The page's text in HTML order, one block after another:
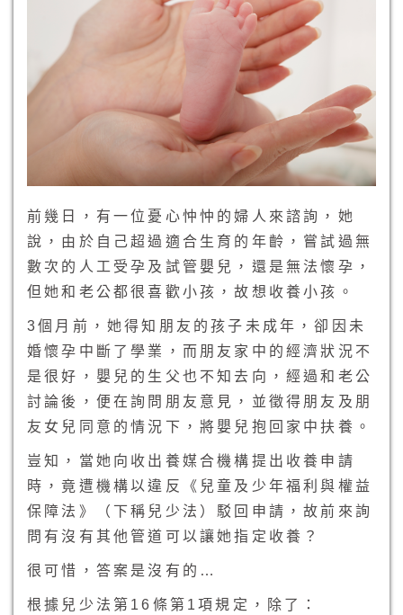
前幾日，有一位憂心忡忡的婦人來諮詢，她
說，由於自己超過適合生育的年齡，嘗試過無
數次的人工受孕及試管嬰兒，還是無法懷孕，
但她和老公都很喜歡小孩，故想收養小孩。
3個月前，她得知朋友的孩子未成年，卻因未
婚懷孕中斷了學業，而朋友家中的經濟狀況不
是很好，嬰兒的生父也不知去向，經過和老公
討論後，便在詢問朋友意見，並徵得朋友及朋
友女兒同意的情況下，將嬰兒抱回家中扶養。
豈知，當她向收出養媒合機構提出收養申請
時，竟遭機構以違反《兒童及少年福利與權益
保障法》（下稱兒少法）駁回申請，故前來詢
問有沒有其他管道可以讓她指定收養？
很可惜，答案是沒有的…
根據兒少法第16條第1項規定，除了：